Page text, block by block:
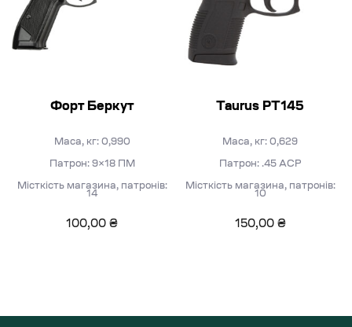
Форт Беркут
Маса, кг: 0,990
Патрон: 9×18 ПМ
Місткість магазина, патронів:
14
100,00 ₴
Taurus PT145
Маса, кг: 0,629
Патрон: .45 АСР
Місткість магазина, патронів:
10
150,00 ₴